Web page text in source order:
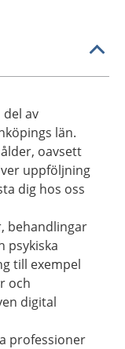
del av
län.
oavsett
uppföljning
dig hos oss
behandlingar
psykiska
till exempel
och
digital
professioner